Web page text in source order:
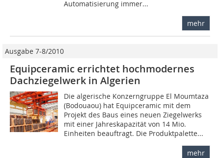
Automatisierung immer...
mehr
Ausgabe 7-8/2010
Equipceramic errichtet hochmodernes
Dachziegelwerk in Algerien
Die algerische Konzerngruppe El Moumtaza
(Bodouaou) hat Equipceramic mit dem
Projekt des Baus eines neuen Ziegelwerks
mit einer Jahreskapazität von 14 Mio.
Einheiten beauftragt. Die Produktpalette...
mehr